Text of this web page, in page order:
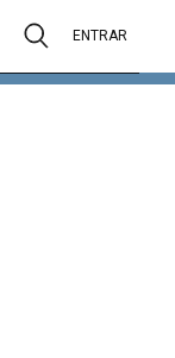
ENTRAR